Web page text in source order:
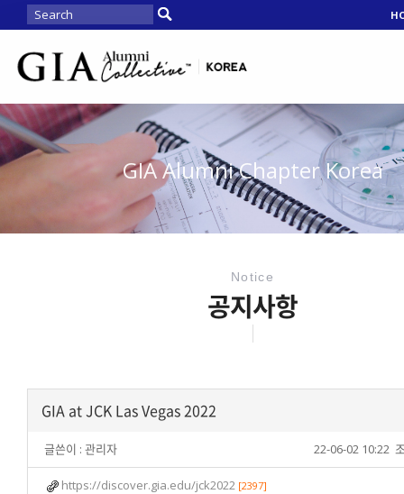
GIA Alumni Chapter Korea
Notice
공지사항
GIA at JCK Las Vegas 2022
글쓴이 : 관리자 22-06-02 10:22
https://discover.gia.edu/jck2022 [2397]